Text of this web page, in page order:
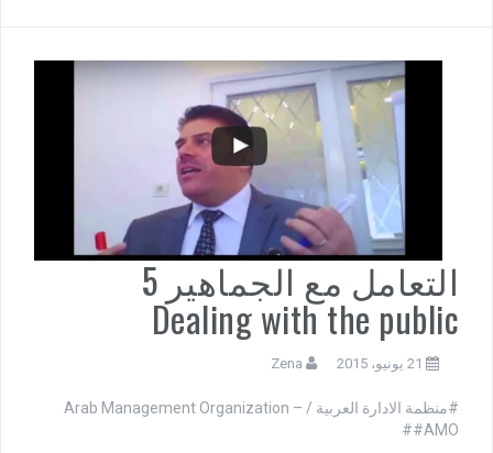
التعامل مع الجماهير 5
Dealing with the public
21 يونيو، 2015 Zena
#منظمة الادارة العربية / Arab Management Organization –
#AMO#